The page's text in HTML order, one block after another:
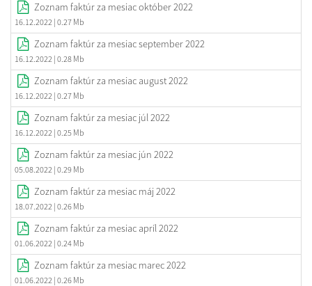
Zoznam faktúr za mesiac október 2022
16.12.2022 | 0.27 Mb
Zoznam faktúr za mesiac september 2022
16.12.2022 | 0.28 Mb
Zoznam faktúr za mesiac august 2022
16.12.2022 | 0.27 Mb
Zoznam faktúr za mesiac júl 2022
16.12.2022 | 0.25 Mb
Zoznam faktúr za mesiac jún 2022
05.08.2022 | 0.29 Mb
Zoznam faktúr za mesiac máj 2022
18.07.2022 | 0.26 Mb
Zoznam faktúr za mesiac apríl 2022
01.06.2022 | 0.24 Mb
Zoznam faktúr za mesiac marec 2022
01.06.2022 | 0.26 Mb